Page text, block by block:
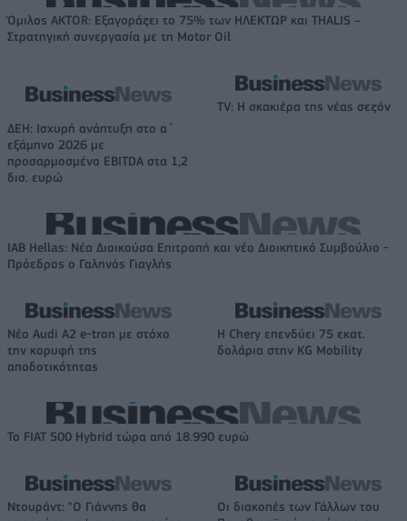
Όμιλος AKTOR: Εξαγοράζει το 75% των ΗΛΕΚΤΩΡ και THALIS –
Στρατηγική συνεργασία με τη Motor Oil
ΔΕΗ: Ισχυρή ανάπτυξη στο α΄
εξάμηνο 2026 με
προσαρμοσμένο EBITDA στα 1,2
δισ. ευρώ
TV: Η σκακιέρα της νέας σεζόν
IAB Hellas: Νέα Διοικούσα Επιτροπή και νέο Διοικητικό Συμβούλιο -
Πρόεδρος ο Γαληνός Γιαγλής
Νέο Audi A2 e-tron με στόχο
την κορυφή της
αποδοτικότητας
Η Chery επενδύει 75 εκατ.
δολάρια στην KG Mobility
Το FIAT 500 Hybrid τώρα από 18.990 ευρώ
Ντουράντ: "Ο Γιάννης θα
Οι διακοπές των Γάλλων του